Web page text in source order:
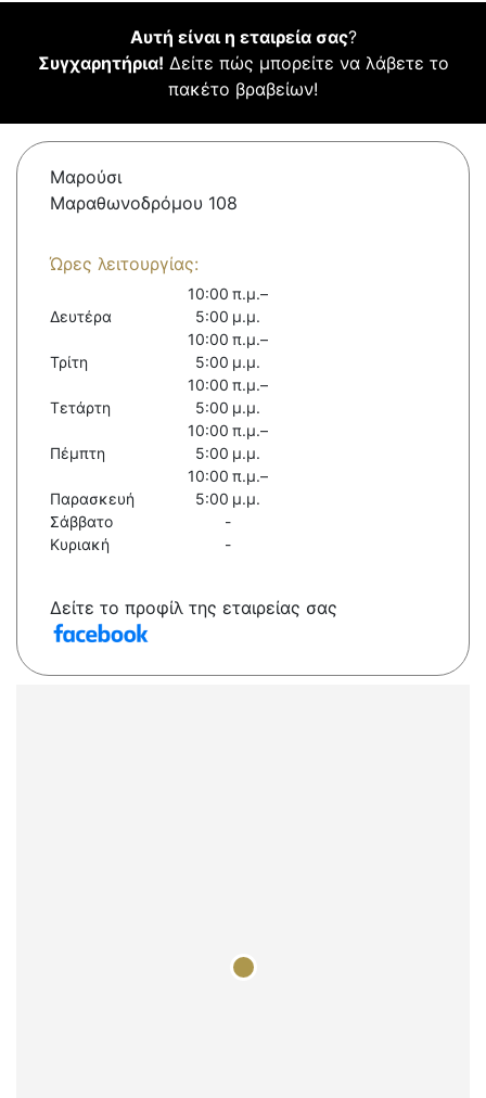
Αυτή είναι η εταιρεία σας?
Συγχαρητήρια! Δείτε πώς μπορείτε να λάβετε το
πακέτο βραβείων!
Μαρούσι
Μαραθωνοδρόμου 108
Ώρες λειτουργίας:
Δευτέρα
10:00 π.μ.–
5:00 μ.μ.
Τρίτη
10:00 π.μ.–
5:00 μ.μ.
Τετάρτη
10:00 π.μ.–
5:00 μ.μ.
Πέμπτη
10:00 π.μ.–
5:00 μ.μ.
Παρασκευή
10:00 π.μ.–
5:00 μ.μ.
Σάββατο
-
Κυριακή
-
Δείτε το προφίλ της εταιρείας σας